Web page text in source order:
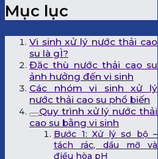
Mục lục
Vi sinh xử lý nước thải cao
su là gÌ?
Đặc thù nước thải cao su
ảnh hưởng đến vi sinh
Các nhóm vi sinh xử lý
nước thải cao su phổ biến
Quy trình xử lý nước thải
cao su bằng vi sinh
Bước 1: Xử lý sơ bộ –
tách rác, dầu mỡ và
điều hòa pH